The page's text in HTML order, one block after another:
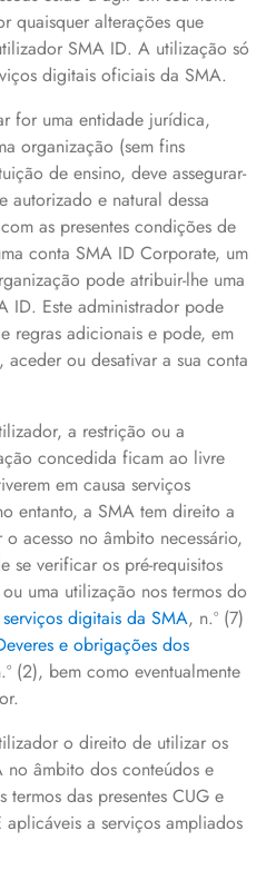
quaisquer alterações que
SMA ID. A utilização só
digitais oficiais da SMA.
for uma entidade jurídica,
organização (sem fins
de ensino, deve assegurar-
autorizado e natural dessa
as presentes condições de
conta SMA ID Corporate, um
pode atribuir-lhe uma
ID. Este administrador pode
regras adicionais e pode, em
aceder ou desativar a sua conta
a restrição ou a
concedida ficam ao livre
em causa serviços
entanto, a SMA tem direito a
acesso no âmbito necessário,
se verificar os pré-requisitos
uma utilização nos termos do
digitais da SMA, n.º (7)
e obrigações dos
(2), bem como eventualmente
o direito de utilizar os
no âmbito dos conteúdos e
termos das presentes CUG e
aplicáveis a serviços ampliados